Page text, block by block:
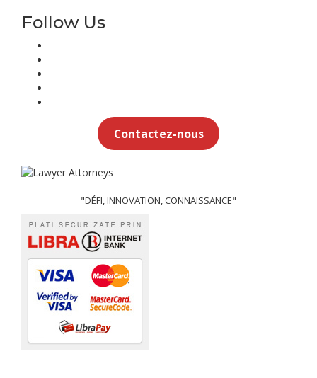
Follow Us
Contactez-nous
"DÉFI, INNOVATION, CONNAISSANCE"